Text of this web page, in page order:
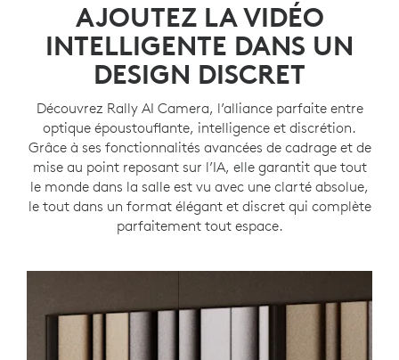
AJOUTEZ LA VIDÉO
INTELLIGENTE DANS UN
DESIGN DISCRET
Découvrez Rally AI Camera, l’alliance parfaite entre
optique époustouflante, intelligence et discrétion.
Grâce à ses fonctionnalités avancées de cadrage et de
mise au point reposant sur l’IA, elle garantit que tout
le monde dans la salle est vu avec une clarté absolue,
le tout dans un format élégant et discret qui complète
parfaitement tout espace.